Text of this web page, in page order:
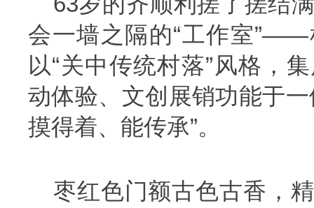
会一墙之隔的“工作室
以“关中传统村落”风格，
动体验、文创展销功能于
摸得着、能传承”。
枣红色门额古色古香，